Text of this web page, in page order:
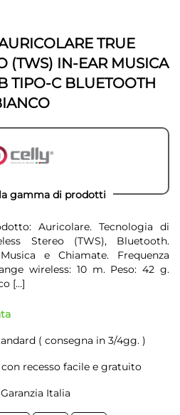
TRUE
(TWS) IN-EAR MUSICA
TIPO-C BLUETOOTH
gamma di prodotti
Auricolare. Tecnologia di
Stereo (TWS), Bluetooth.
e Chiamate. Frequenza
wireless: 10 m. Peso: 42 g.
[...]
( consegna in 3/4gg. )
recesso facile e gratuito
Italia